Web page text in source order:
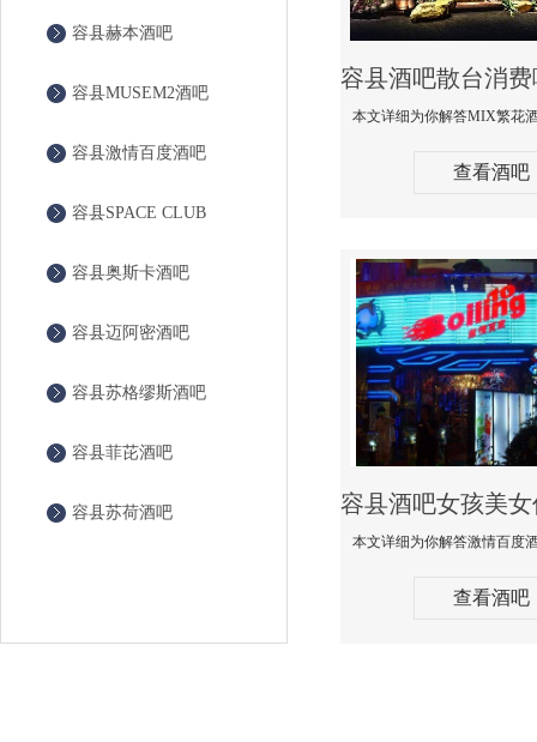
容县赫本酒吧
容县MUSEM2酒吧
容县激情百度酒吧
容县SPACE CLUB
容县奥斯卡酒吧
容县迈阿密酒吧
容县苏格缪斯酒吧
容县菲芘酒吧
容县苏荷酒吧
查看酒吧
查看酒吧